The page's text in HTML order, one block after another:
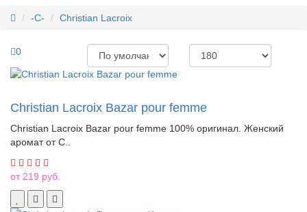
-C- Christian Lacroix
0
Christian Lacroix Bazar pour femme
Christian Lacroix Bazar pour femme 100% оригинал. Женский
аромат от C..
от 219 руб.